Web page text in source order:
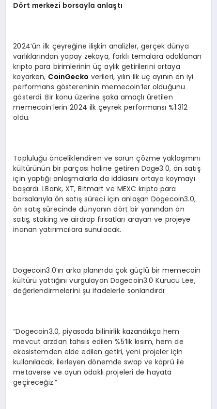
Dört merkezi borsayla anlaştı
2024’ün ilk çeyreğine ilişkin analizler, gerçek dünya
varlıklarından yapay zekaya, farklı temalara odaklanan
kripto para birimlerinin üç aylık getirilerini ortaya
koyarken, CoinGecko verileri, yılın ilk üç ayının en iyi
performans göstereninin memecoin’ler olduğunu
gösterdi. Bir konu üzerine şaka amaçlı üretilen
memecoin’lerin 2024 ilk çeyrek performansı %1.312
oldu.
Topluluğu önceliklendiren ve sorun çözme yaklaşımını
kültürünün bir parçası haline getiren Doge3.0, ön satış
için yaptığı anlaşmalarla da iddiasını ortaya koymayı
başardı. LBank, XT, Bitmart ve MEXC kripto para
borsalarıyla ön satış süreci için anlaşan Dogecoin3.0,
ön satış sürecinde dünyanın dört bir yanından ön
satış, staking ve airdrop fırsatları arayan ve projeye
inanan yatırımcılara sunulacak.
Dogecoin3.0’ın arka planında çok güçlü bir memecoin
kültürü yattığını vurgulayan Dogecoin3.0 Kurucu Lee,
değerlendirmelerini şu ifadelerle sonlandırdı:
“Dogecoin3.0, piyasada bilinirlik kazandıkça hem
mevcut arzdan tahsis edilen %5’lik kısım, hem de
ekosistemden elde edilen getiri, yeni projeler için
kullanılacak. İlerleyen dönemde swap ve köprü ile
metaverse ve oyun odaklı projeleri de hayata
geçireceğiz.”